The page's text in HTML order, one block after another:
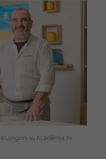
Longoni su Acadèmia.tv